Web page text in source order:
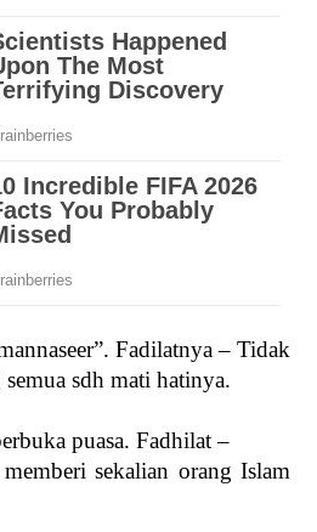
Fadilatnya – Tidak
sdh mati hatinya.
puasa. Fadhilat –
sekalian orang Islam